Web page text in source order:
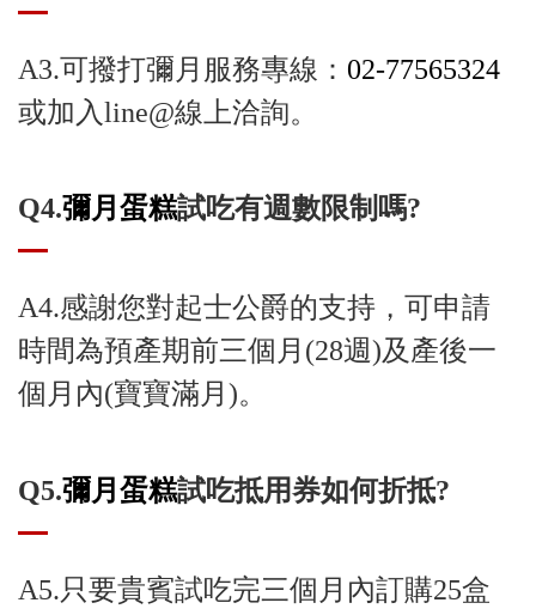
A3.可撥打彌月服務專線： 02-77565324
或加入line@線上洽詢。
Q4.彌月蛋糕試吃有週數限制嗎?
A4.感謝您對起士公爵的支持，可申請
時間為預產期前三個月(28週)及產後一
個月內(寶寶滿月)。
Q5.彌月蛋糕試吃抵用券如何折抵?
A5.只要貴賓試吃完三個月內訂購25盒